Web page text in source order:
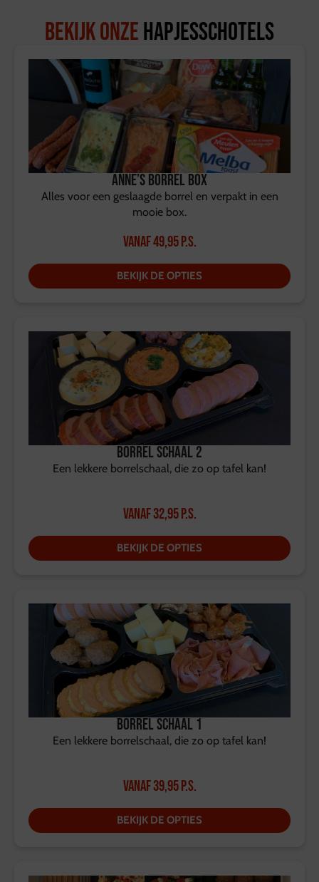
Bekijk onzehapjesschotels
Anne’s Borrel Box
Alles voor een geslaagde borrel en verpakt in een
mooie box.
Vanaf49,95p.s.
BEKIJK DE OPTIES
Borrel Schaal 2
Een lekkere borrelschaal, die zo op tafel kan!
Vanaf32,95p.s.
BEKIJK DE OPTIES
Borrel Schaal 1
Een lekkere borrelschaal, die zo op tafel kan!
Vanaf39,95p.s.
BEKIJK DE OPTIES